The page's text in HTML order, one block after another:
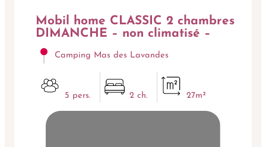
Mobil home CLASSIC 2 chambres
DIMANCHE – non climatisé –
Camping Mas des Lavandes
5 pers. 2 ch. 27m²